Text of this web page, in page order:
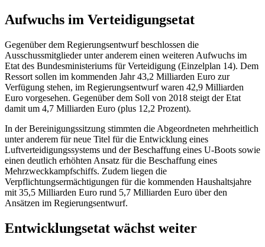
Aufwuchs im Verteidigungsetat
Gegenüber dem Regierungsentwurf beschlossen die
Ausschussmitglieder unter anderem einen weiteren Aufwuchs im
Etat des Bundesministeriums für Verteidigung (Einzelplan 14). Dem
Ressort sollen im kommenden Jahr 43,2 Milliarden Euro zur
Verfügung stehen, im Regierungsentwurf waren 42,9 Milliarden
Euro vorgesehen. Gegenüber dem Soll von 2018 steigt der Etat
damit um 4,7 Milliarden Euro (plus 12,2 Prozent).
In der Bereinigungssitzung stimmten die Abgeordneten mehrheitlich
unter anderem für neue Titel für die Entwicklung eines
Luftverteidigungssystems und der Beschaffung eines U-Boots sowie
einen deutlich erhöhten Ansatz für die Beschaffung eines
Mehrzweckkampfschiffs. Zudem liegen die
Verpflichtungsermächtigungen für die kommenden Haushaltsjahre
mit 35,5 Milliarden Euro rund 5,7 Milliarden Euro über den
Ansätzen im Regierungsentwurf.
Entwicklungsetat wächst weiter